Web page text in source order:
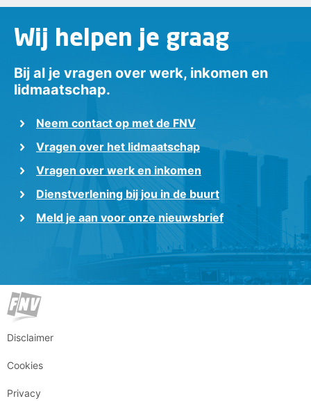
Wij helpen je graag
Bij al je vragen over werk, inkomen en
lidmaatschap.
Neem contact op met de FNV
Vragen over het lidmaatschap
Vragen over werk en inkomen
Dienstverlening bij jou in de buurt
Meld je aan voor onze nieuwsbrief
Disclaimer
Cookies
Privacy